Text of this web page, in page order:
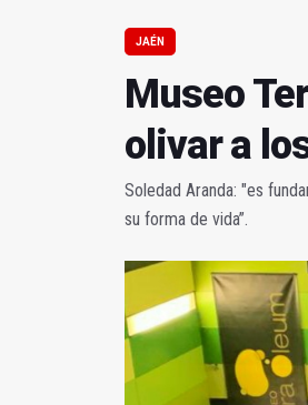
JAÉN
Museo
olivar a
Soledad Aranda: "es
su forma de vida”.